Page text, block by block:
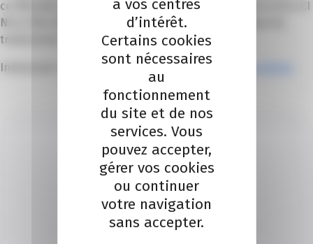
certification de compétences délivrée par CCI France et la CCI
Nice Côte d’Azur qui atteste de la maîtrise des enjeux du
traitements des données en accord avec le RGPD.
Intéressés ? Plus de détails sur la formation et inscription
MARJORIE BILLAUD
Je contacte un conseiller
à vos centres
d’intérêt.
Certains cookies
sont nécessaires
au
fonctionnement
du site et de nos
services. Vous
pouvez accepter,
gérer vos cookies
ou continuer
votre navigation
sans accepter.